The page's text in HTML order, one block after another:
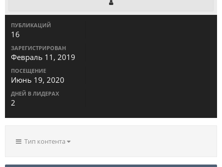
ПУБЛИКАЦИЙ
16
ЗАРЕГИСТРИРОВАН
Февраль 11, 2019
ПОСЕЩЕНИЕ
Июнь 19, 2020
ДНЕЙ В ЛИДЕРАХ
2
Тип контента